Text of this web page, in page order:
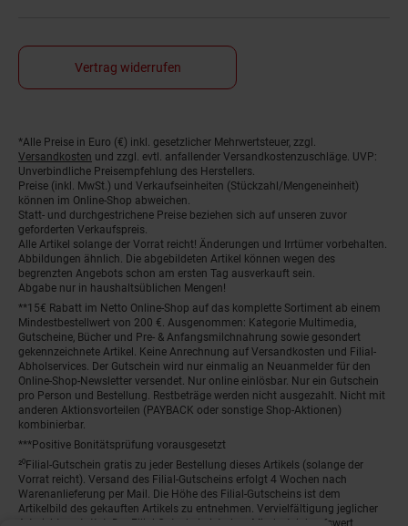
Vertrag widerrufen
Fußnoten
*Alle Preise in Euro (€) inkl. gesetzlicher Mehrwertsteuer, zzgl.
Versandkosten und zzgl. evtl. anfallender Versandkostenzuschläge. UVP:
Unverbindliche Preisempfehlung des Herstellers.
Preise (inkl. MwSt.) und Verkaufseinheiten (Stückzahl/Mengeneinheit)
können im Online-Shop abweichen.
Statt- und durchgestrichene Preise beziehen sich auf unseren zuvor
geforderten Verkaufspreis.
Alle Artikel solange der Vorrat reicht! Änderungen und Irrtümer vorbehalten.
Abbildungen ähnlich. Die abgebildeten Artikel können wegen des
begrenzten Angebots schon am ersten Tag ausverkauft sein.
Abgabe nur in haushaltsüblichen Mengen!
**15€ Rabatt im Netto Online-Shop auf das komplette Sortiment ab einem
Mindestbestellwert von 200 €. Ausgenommen: Kategorie Multimedia,
Gutscheine, Bücher und Pre- & Anfangsmilchnahrung sowie gesondert
gekennzeichnete Artikel. Keine Anrechnung auf Versandkosten und Filial-
Abholservices. Der Gutschein wird nur einmalig an Neuanmelder für den
Online-Shop-Newsletter versendet. Nur online einlösbar. Nur ein Gutschein
pro Person und Bestellung. Restbeträge werden nicht ausgezahlt. Nicht mit
anderen Aktionsvorteilen (PAYBACK oder sonstige Shop-Aktionen)
kombinierbar.
***Positive Bonitätsprüfung vorausgesetzt
²⁰Filial-Gutschein gratis zu jeder Bestellung dieses Artikels (solange der
Vorrat reicht). Versand des Filial-Gutscheins erfolgt 4 Wochen nach
Warenanlieferung per Mail. Die Höhe des Filial-Gutscheins ist dem
Artikelbild des gekauften Artikels zu entnehmen. Vervielfältigung jeglicher
Art nicht gestattet. Der Filial-Gutschein ist ohne Mindesteinkaufswert